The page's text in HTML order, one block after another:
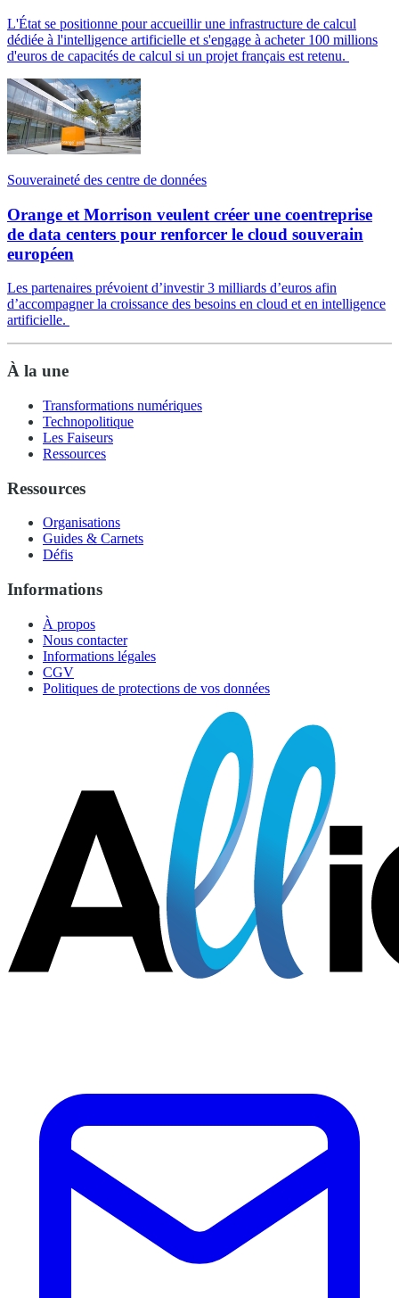
L'État se positionne pour accueillir une infrastructure de calcul
dédiée à l'intelligence artificielle et s'engage à acheter 100 millions
d'euros de capacités de calcul si un projet français est retenu.
Souveraineté des centre de données
Orange et Morrison veulent créer une coentreprise
de data centers pour renforcer le cloud souverain
européen
Les partenaires prévoient d’investir 3 milliards d’euros afin
d’accompagner la croissance des besoins en cloud et en intelligence
artificielle.
À la une
Transformations numériques
Technopolitique
Les Faiseurs
Ressources
Ressources
Organisations
Guides & Carnets
Défis
Informations
À propos
Nous contacter
Informations légales
CGV
Politiques de protections de vos données